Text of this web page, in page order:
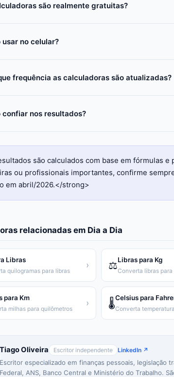
são realmente gratuitas?
usar no celular?
frequência as calculadoras são atualizadas?
confiar nos resultados?
são calculados com base em fórmulas
ou profissionais importantes, confirme
em abril/2026.</strong>
relacionadas em Dia a Dia
Libras
quilogramas para libras
› ⚖️Libras para Kg
Converta libras
para Km
milhas para quilômetros
› 🌡️Celsius para
Tiago Oliveira Escritor independente LinkedIn ↗
Escritor especializado em finanças pessoais, legislação
Federal, ANS, Banco Central e Ministério do Trabalho.